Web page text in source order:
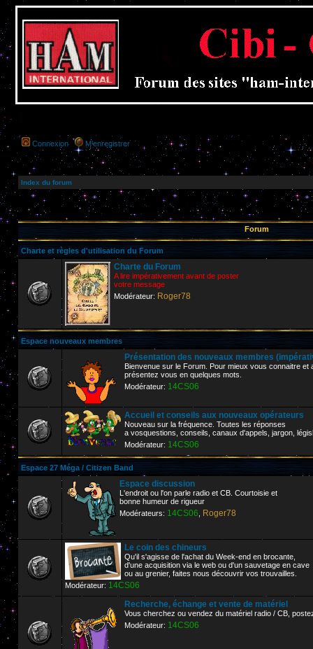
Connexion M’enregistrer
Index du forum
Forum
Charte et règles d'utilisation du Forum
Charte du Forum
A lire impérativement avant de poster
votre message
Modérateur: Roger78
Espace nouveaux membres
Présentation des nouveaux membres
Bienvenue sur le Forum. Pour mieux vous connaitre
présentez vous en quelques mots.
Modérateur: 14CS06
Accueil et conseils aux nouveaux opérateurs
Nouveau sur la fréquence. Toutes les réponses
a vosquestions, conseils, canaux d'appels, jargon,
Modérateur: 14CS06
Espace 27 Méga / Citizen Band
Espace discussion
L'endroit ou l'on parle radio et CB. Courtoisie et
bonne humeur de rigueur
Modérateurs: 14CS06 Roger78
Le coin des chineurs
Qu'il s'agisse de l'achat du Week-end en brocante,
d'une acquisition via le web ou d'un sauvetage en cave
ou au grenier, faites nous découvrir vos trouvailles.
Modérateur: 14CS06
Recherche, échange et vente de matériel
Vous cherchez ou vendez du matériel radio / CB,
Modérateur: 14CS06